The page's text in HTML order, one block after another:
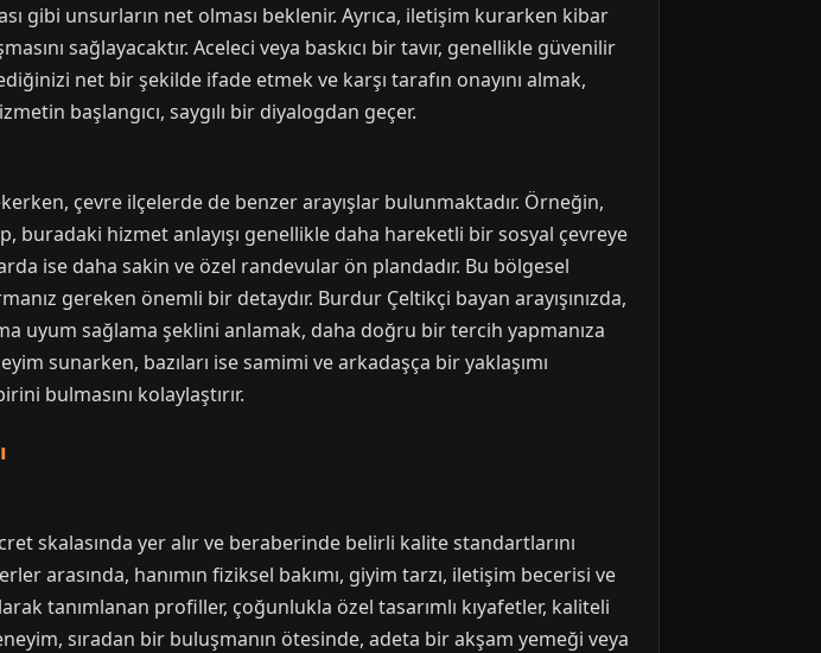
gibi unsurların net olması beklenir. Ayrıca, iletişim kurarken kibar
sağlayacaktır. Aceleci veya baskıcı bir tavır, genellikle güvenilir
net bir şekilde ifade etmek ve karşı tarafın onayını almak,
başlangıcı, saygılı bir diyalogdan geçer.
çevre ilçelerde de benzer arayışlar bulunmaktadır. Örneğin,
hizmet anlayışı genellikle daha hareketli bir sosyal çevreye
ise daha sakin ve özel randevular ön plandadır. Bu bölgesel
gereken önemli bir detaydır. Burdur Çeltikçi bayan arayışınızda,
uyum sağlama şeklini anlamak, daha doğru bir tercih yapmanıza
sunarken, bazıları ise samimi ve arkadaşça bir yaklaşımı
bulmasını kolaylaştırır.
skalasında yer alır ve beraberinde belirli kalite standartlarını
arasında, hanımın fiziksel bakımı, giyim tarzı, iletişim becerisi ve
tanımlanan profiller, çoğunlukla özel tasarımlı kıyafetler, kaliteli
sıradan bir buluşmanın ötesinde, adeta bir akşam yemeği veya